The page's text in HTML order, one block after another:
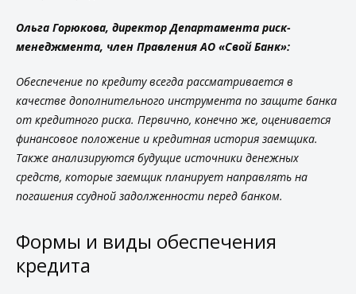
Ольга Горюкова, директор Департамента риск-
менеджмента, член Правления АО «Свой Банк»:
Обеспечение по кредиту всегда рассматривается в
качестве дополнительного инструмента по защите банка
от кредитного риска. Первично, конечно же, оценивается
финансовое положение и кредитная история заемщика.
Также анализируются будущие источники денежных
средств, которые заемщик планирует направлять на
погашения ссудной задолженности перед банком.
Формы и виды обеспечения
кредита